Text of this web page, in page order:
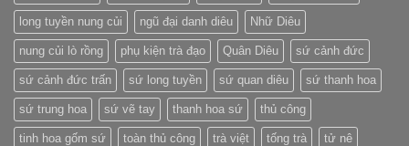
long tuyền nung củi ngũ đại danh diêu Nhữ Diêu
nung củi lò rồng phụ kiện trà đạo Quân Diêu sứ cảnh đức
sứ cảnh đức trấn sứ long tuyền sứ quan diêu sứ thanh hoa
sứ trung hoa sứ vẽ tay thanh hoa sứ thủ công
tinh hoa gốm sứ toàn thủ công trà việt tống trà tử nê